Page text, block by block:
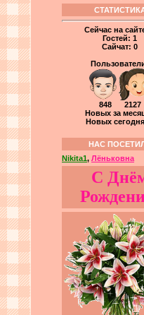
Сейчас на
Гостей: 1
Сайчат: 0
848 2127
Новых за
Новых
НАС
Nikita1, Лёньковна
С